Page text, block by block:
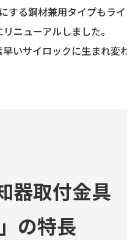
る鋼材兼用タイプもライ
ニューアルしました。
いサイロックに生まれ変
器取付金具
の特長